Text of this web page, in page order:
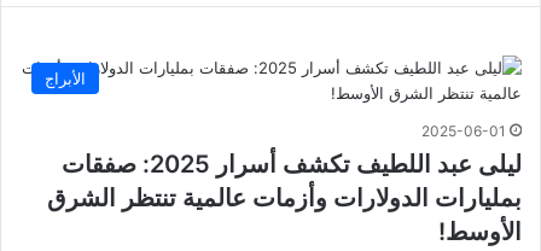
الأبراج
2025-06-01
ليلى عبد اللطيف تكشف أسرار 2025: صفقات
بمليارات الدولارات وأزمات عالمية تنتظر الشرق
الأوسط!